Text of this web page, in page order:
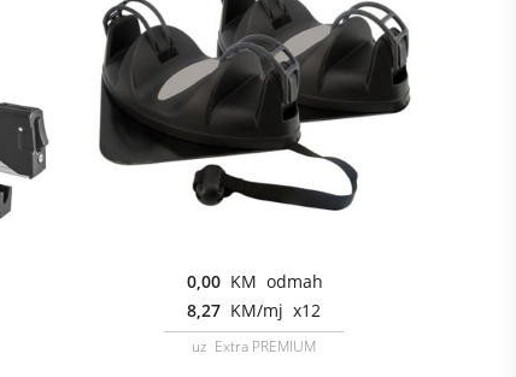
0,00 KM odmah
8,27 KM/mj x12
uz Extra PREMIUM